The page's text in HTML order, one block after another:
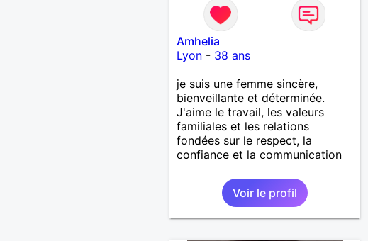
Amhelia
Lyon- 38 ans
je suis une femme sincère,
bienveillante et déterminée.
J'aime le travail, les valeurs
familiales et les relations
fondées sur le respect, la
confiance et la communication
Voir le profil